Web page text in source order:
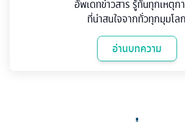
อัพเดทข่าวสาร รู้ทันทุกเหตุ
ที่น่าสนใจจากทั่วทุกมุมโลก
อ่านบทความ